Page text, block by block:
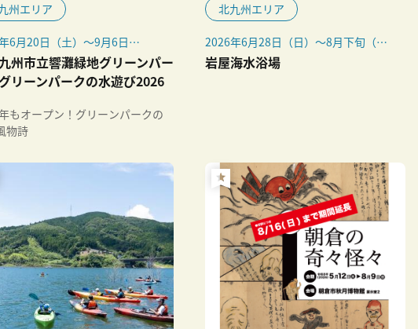
州エリア
6月20日（土）～9月6日
ーターパーク・パワーパドラー
18日（土）から土・日曜、祝日
業
、8月8日（土）～16日（日）
期間は毎日営業
九州市立響灘緑地グリーンパー
リーンパークの水遊び2026
もオープン！グリーンパークの
物詩
北九州エリア
2026年6月28日（日）～8月下旬（予
定）
岩屋海水浴場